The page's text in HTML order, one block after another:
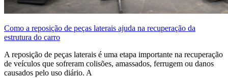
Como a reposição de peças laterais ajuda na recuperação da
estrutura do carro
A reposição de peças laterais é uma etapa importante na recuperação
de veículos que sofreram colisões, amassados, ferrugem ou danos
causados pelo uso diário. A